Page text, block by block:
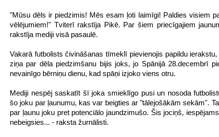
"Mūsu dēls ir piedzimis! Mēs esam ļoti laimīgi! Paldies visiem
vēlējumiem!" Tviterī rakstīja Pikē. Par šiem priecīgajiem
rakstīja mediji visā pasaulē.
Vakarā futbolists čivināšanas tīmeklī pievienojis papildu
ziņa par dēla piedzimšanu bijis joks, jo Spānijā 28.decembrī
nevainīgo bērniņu dienu, kad spāņi izjoko viens otru.
Mediji nespēj saskatīt šī joka smieklīgo pusi un nosoda
šo joku par ļaunumu, kas var beigties ar "tālejošākām sekām".
par ļaunu joku pret potenciālo jaundzimušo. Šis jociņš,
nebeigsies... - raksta žurnālisti.